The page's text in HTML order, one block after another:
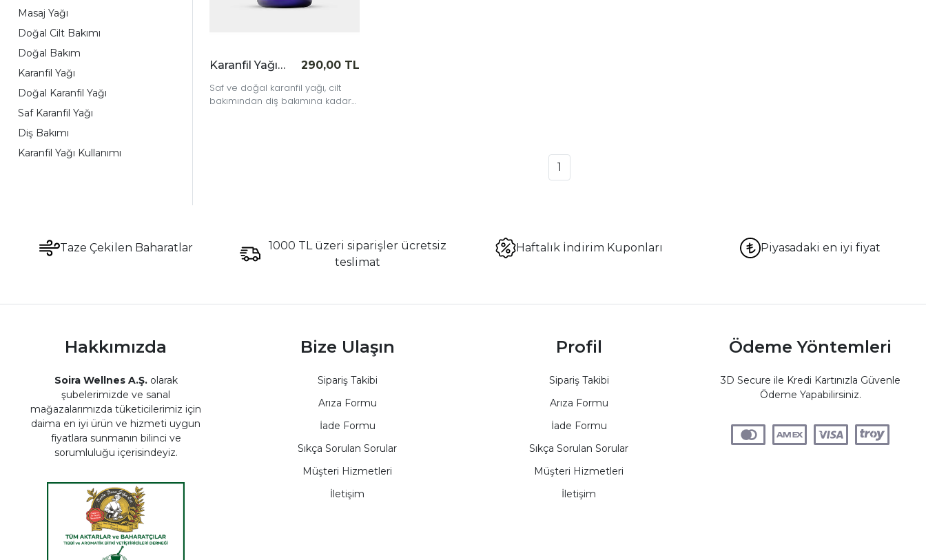
Masaj Yağı
Doğal Cilt Bakımı
Doğal Bakım
Karanfil Yağı
Doğal Karanfil Yağı
Saf Karanfil Yağı
Diş Bakımı
Karanfil Yağı Kullanımı
Karanfil Yağı 10 cc
290,00 TL
Saf ve doğal karanfil yağı, cilt
bakımından diş bakımına kadar
1
Taze Çekilen Baharatlar
1000 TL üzeri siparişler ücretsiz
teslimat
Haftalık İndirim Kuponları Piyasadaki en iyi fiyat
Hakkımızda
Soira Wellnes A.Ş.olarak
şubelerimizde ve sanal
mağazalarımızda tüketicilerimiz için
daima en iyi ürün ve hizmeti uygun
fiyatlara sunmanın bilinci ve
sorumluluğu içerisindeyiz.
Bize Ulaşın
Sipariş Takibi
Arıza Formu
İade Formu
Sıkça Sorulan Sorular
Müşteri Hizmetleri
İletişim
Profil
Sipariş Takibi
Arıza Formu
İade Formu
Sıkça Sorulan Sorular
Müşteri Hizmetleri
İletişim
Ödeme Yöntemleri
3D Secure ile Kredi Kartınızla Güvenle
Ödeme Yapabilirsiniz.